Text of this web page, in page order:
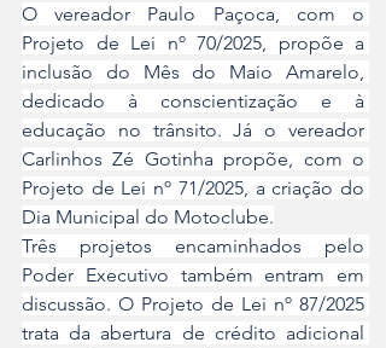
O vereador Paulo Paçoca, com o
Projeto de Lei nº 70/2025, propõe a
inclusão do Mês do Maio Amarelo,
dedicado à conscientização e à
educação no trânsito. Já o vereador
Carlinhos Zé Gotinha propõe, com o
Projeto de Lei nº 71/2025, a criação do
Dia Municipal do Motoclube.
Três projetos encaminhados pelo
Poder Executivo também entram em
discussão. O Projeto de Lei nº 87/2025
trata da abertura de crédito adicional